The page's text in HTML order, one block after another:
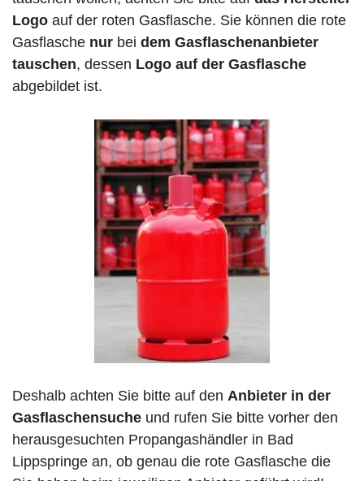
Logo auf der roten Gasflasche. Sie können die rote
Gasflasche nur bei dem Gasflaschenanbieter
tauschen, dessen Logo auf der Gasflasche
abgebildet ist.
Deshalb achten Sie bitte auf den Anbieter in der
Gasflaschensuche und rufen Sie bitte vorher den
herausgesuchten Propangashändler in Bad
Lippspringe an, ob genau die rote Gasflasche die